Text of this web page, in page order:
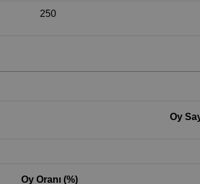
250
Oy
Oy Oranı (%)